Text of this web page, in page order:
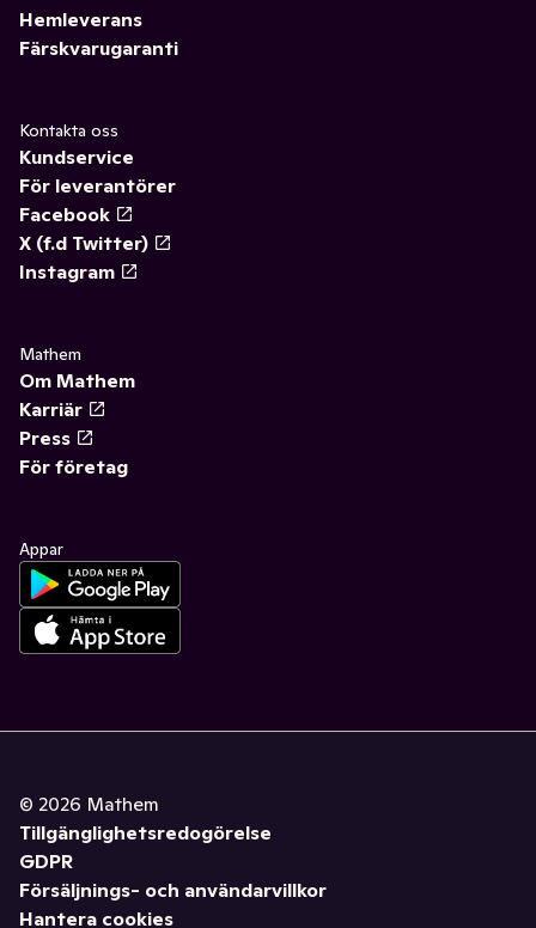
Hemleverans
Färskvarugaranti
Kontakta oss
Kundservice
För leverantörer
Facebook
X (f.d Twitter)
Instagram
Mathem
Om Mathem
Karriär
Press
För företag
Appar
© 2026 Mathem
Tillgänglighetsredogörelse
GDPR
Försäljnings- och användarvillkor
Hantera cookies